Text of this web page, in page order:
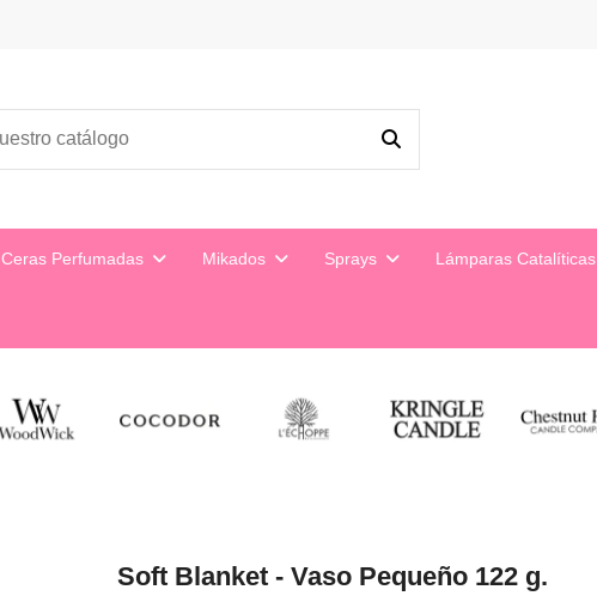
Ceras Perfumadas Mikados Sprays Lámparas Catalíticas
Soft Blanket - Vaso Pequeño 122 g.